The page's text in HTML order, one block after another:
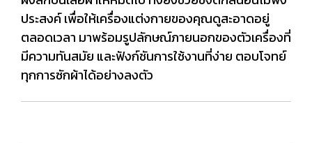
ประสงค์ เพื่อให้เครื่องแต่งกายของคุณดูสะอาดอยู่
ตลอดเวลา มาพร้อมรูปลักษณ์ภายนอกของตัวเครื่องที่
มีความทันสมัย และฟังก์ชันการใช้งานที่ง่าย ตอบโจทย์
ทุกการซักผ้าได้อย่างลงตัว